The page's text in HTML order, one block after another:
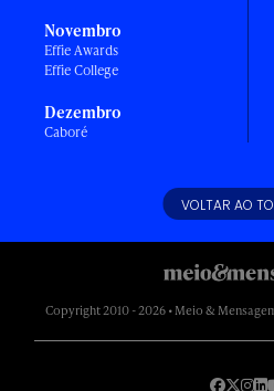
Novembro
Effie Awards
Effie College
Dezembro
Caboré
VOLTAR AO
Copyright 2010 - 2026 • Meio &